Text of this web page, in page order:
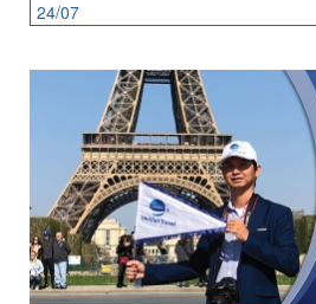
24/07